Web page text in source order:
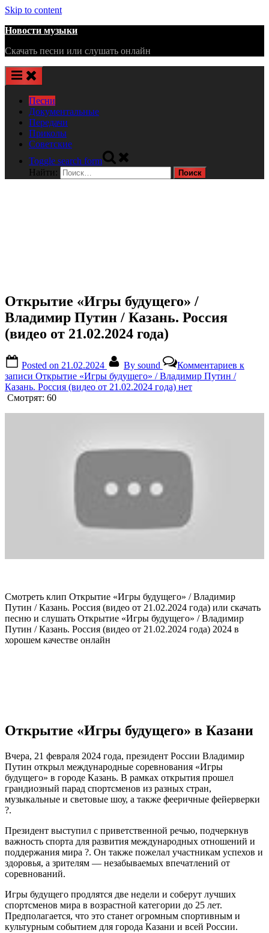
Skip to content
Новости музыки
Скачать песни или слушать онлайн
Песни
Документальные
Передачи
Приколы
Советские
Toggle search form
Найти:
Открытие «Игры будущего» /
Владимир Путин / Казань. Россия
(видео от 21.02.2024 года)
Posted on 21.02.2024 By sound Комментариев к
записи Открытие «Игры будущего» / Владимир Путин /
Казань. Россия (видео от 21.02.2024 года) нет
Смотрят: 60
Смотреть клип Открытие «Игры будущего» / Владимир
Путин / Казань. Россия (видео от 21.02.2024 года) или скачать
песню и слушать Открытие «Игры будущего» / Владимир
Путин / Казань. Россия (видео от 21.02.2024 года) 2024 в
хорошем качестве онлайн
Открытие «Игры будущего» в Казани
Вчера, 21 февраля 2024 года, президент России Владимир
Путин открыл международные соревнования «Игры
будущего» в городе Казань. В рамках открытия прошел
грандиозный парад спортсменов из разных стран,
музыкальные и световые шоу, а также фееричные фейерверки
?.
Президент выступил с приветственной речью, подчеркнув
важность спорта для развития международных отношений и
поддержания мира ?. Он также пожелал участникам успехов и
здоровья, а зрителям — незабываемых впечатлений от
соревнований.
Игры будущего продлятся две недели и соберут лучших
спортсменов мира в возрастной категории до 25 лет.
Предполагается, что это станет огромным спортивным и
культурным событием для города Казани и всей России.